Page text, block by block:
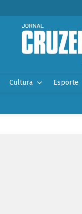
Cultura Esporte